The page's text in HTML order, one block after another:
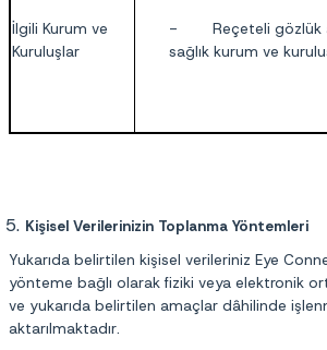
İlgili Kurum ve
Kuruluşlar
- Reçeteli gözlük
sağlık kurum ve
Kişisel Verilerinizin Toplanma Yöntemleri
Yukarıda belirtilen kişisel verileriniz Eye
yönteme bağlı olarak fiziki veya elektronik
ve yukarıda belirtilen amaçlar dâhilinde
aktarılmaktadır.